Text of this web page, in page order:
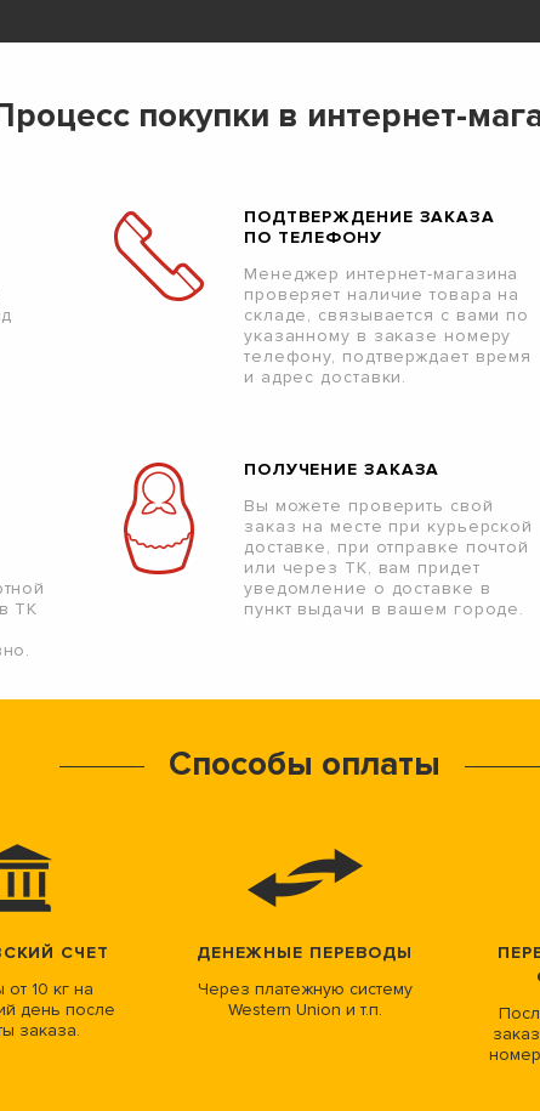
покупки в интернет-
ПОДТВЕРЖДЕНИЕ ЗАКАЗА
ПО ТЕЛЕФОНУ
Менеджер интернет-магазина
проверяет наличие товара на
складе, связывается с вами по
указанному в заказе номеру
телефону, подтверждает время
и адрес доставки.
ТК
ПОЛУЧЕНИЕ ЗАКАЗА
Вы можете проверить свой
заказ на месте при курьерской
доставке, при отправке почтой
или через ТК, вам придет
уведомление о доставке в
пункт выдачи в вашем городе.
Способы оплаты
СЧЕТ
от 10 кг на
день после
заказа.
ДЕНЕЖНЫЕ ПЕРЕВОДЫ
Через платежную систему
Western Union и т.п.